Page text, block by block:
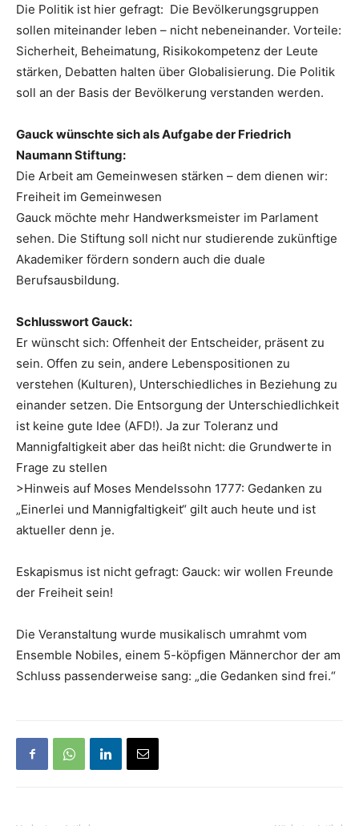
Die Politik ist hier gefragt: Die Bevölkerungsgruppen
sollen miteinander leben – nicht nebeneinander. Vorteile:
Sicherheit, Beheimatung, Risikokompetenz der Leute
stärken, Debatten halten über Globalisierung. Die Politik
soll an der Basis der Bevölkerung verstanden werden.
Gauck wünschte sich als Aufgabe der Friedrich
Naumann Stiftung:
Die Arbeit am Gemeinwesen stärken – dem dienen wir:
Freiheit im Gemeinwesen
Gauck möchte mehr Handwerksmeister im Parlament
sehen. Die Stiftung soll nicht nur studierende zukünftige
Akademiker fördern sondern auch die duale
Berufsausbildung.
Schlusswort Gauck:
Er wünscht sich: Offenheit der Entscheider, präsent zu
sein. Offen zu sein, andere Lebenspositionen zu
verstehen (Kulturen), Unterschiedliches in Beziehung zu
einander setzen. Die Entsorgung der Unterschiedlichkeit
ist keine gute Idee (AFD!). Ja zur Toleranz und
Mannigfaltigkeit aber das heißt nicht: die Grundwerte in
Frage zu stellen
>Hinweis auf Moses Mendelssohn 1777: Gedanken zu
„Einerlei und Mannigfaltigkeit“ gilt auch heute und ist
aktueller denn je.
Eskapismus ist nicht gefragt: Gauck: wir wollen Freunde
der Freiheit sein!
Die Veranstaltung wurde musikalisch umrahmt vom
Ensemble Nobiles, einem 5-köpfigen Männerchor der am
Schluss passenderweise sang: „die Gedanken sind frei.“